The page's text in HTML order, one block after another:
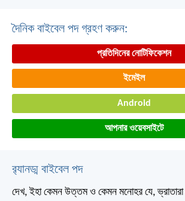
দৈনিক বাইবেল পদ গ্রহণ করুন:
প্রতিদিনের নোটিফিকেশন
ইমেইল
Android
আপনার ওয়েবসাইটে
র‌্যানড্ম বাইবেল পদ
দেখ, ইহা কেমন উত্তম ও কেমন মনোহর যে,